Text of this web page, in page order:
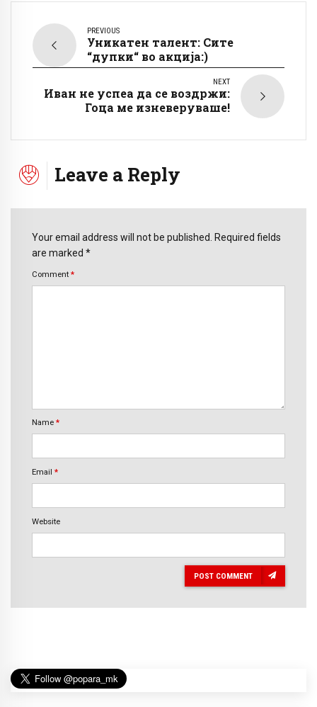
PREVIOUS
Уникатен талент: Сите
“дупки“ во акција:)
NEXT
Иван не успеа да се воздржи:
Гоца ме изневеруваше!
Leave a Reply
Your email address will not be published. Required fields
are marked *
Comment *
Name *
Email *
Website
POST COMMENT